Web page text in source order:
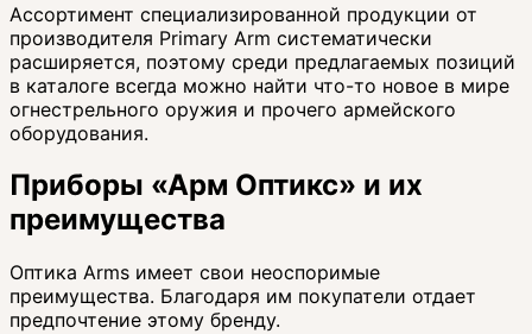
Ассортимент специализированной продукции от
производителя Primary Arm систематически
расширяется, поэтому среди предлагаемых позиций
в каталоге всегда можно найти что-то новое в мире
огнестрельного оружия и прочего армейского
оборудования.
Приборы «Арм Оптикс»‎ и их
преимущества
Оптика Arms имеет свои неоспоримые
преимущества. Благодаря им покупатели отдает
предпочтение этому бренду.